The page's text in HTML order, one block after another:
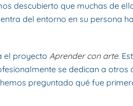
descubierto que muchas de
del entorno en su persona
el proyecto Aprender con arte.
se dedican a otros
preguntado qué fue